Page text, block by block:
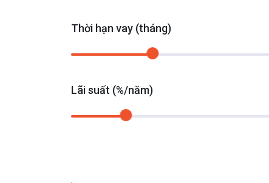
Thời hạn vay (tháng)
Lãi suất (%/năm)